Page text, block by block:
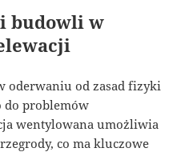
budowli w
oderwaniu od zasad fizyki
do problemów
wentylowana umożliwia
co ma kluczowe